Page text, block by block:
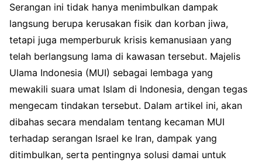
Serangan ini tidak hanya menimbulkan dampak
langsung berupa kerusakan fisik dan korban jiwa,
tetapi juga memperburuk krisis kemanusiaan yang
telah berlangsung lama di kawasan tersebut. Majelis
Ulama Indonesia (MUI) sebagai lembaga yang
mewakili suara umat Islam di Indonesia, dengan tegas
mengecam tindakan tersebut. Dalam artikel ini, akan
dibahas secara mendalam tentang kecaman MUI
terhadap serangan Israel ke Iran, dampak yang
ditimbulkan, serta pentingnya solusi damai untuk